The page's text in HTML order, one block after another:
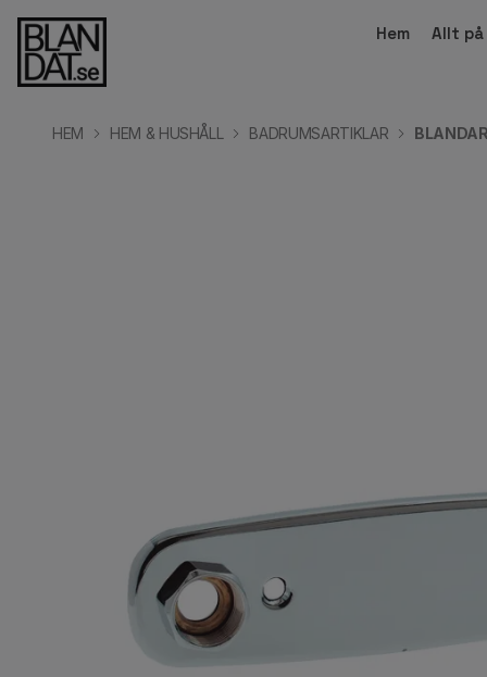
Hem Allt
HEM HEM & HUSHÅLL BADRUMSARTIKLAR